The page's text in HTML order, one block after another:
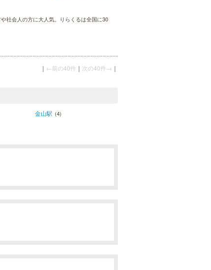
社会人の方に大人気。りらくるは全国に30
｜ ←前の40件 ｜ 次の40件→ ｜
金山駅 (4)